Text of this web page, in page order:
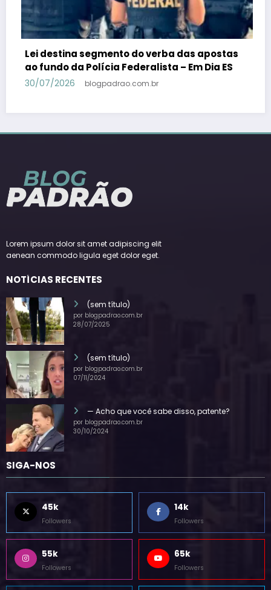
PSB confirma Geraldo Alckmin porquê
candidato a vice-presidente na fórmula
Lula – Em Dia ES
Lorem ipsum dolor sit amet adipiscing elit
(sem título)
por blogpadrao.com.br
(sem título)
por blogpadrao.com.br
— Acho que você sabe disso, patente?
por blogpadrao.com.br
SIGA-NOS
45k
Followers
14k
Followers
55k
Followers
65k
Followers